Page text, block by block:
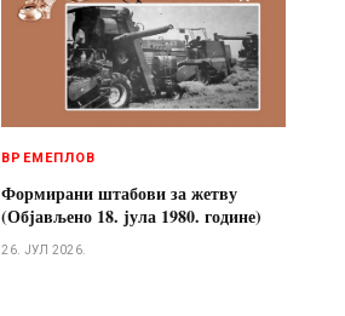
ВРЕМЕПЛОВ
Формирани штабови за жетву
(Објављено 18. јула 1980. године)
26. ЈУЛ 2026.